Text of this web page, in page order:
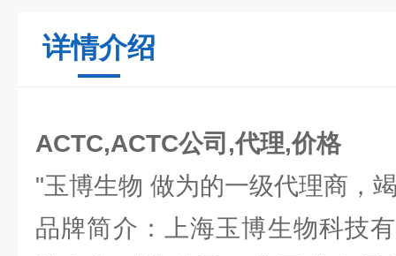
详情介绍
ACTC,ACTC公司,代理,价格
"玉博生物 做为的一级代理商，
品牌简介：上海玉博生物科技